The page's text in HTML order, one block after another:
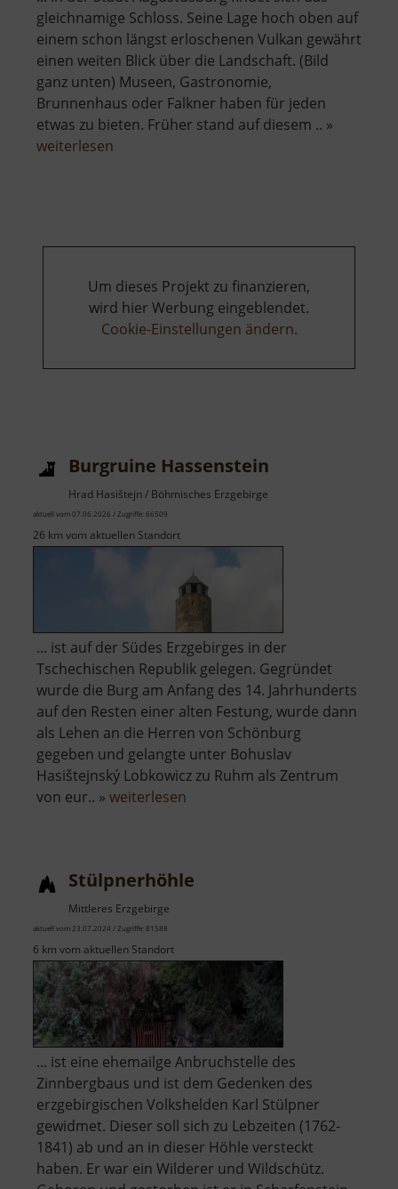
gleichnamige Schloss. Seine Lage hoch oben auf
einem schon längst erloschenen Vulkan gewährt
einen weiten Blick über die Landschaft. (Bild
ganz unten) Museen, Gastronomie,
Brunnenhaus oder Falkner haben für jeden
etwas zu bieten. Früher stand auf diesem .. »
weiterlesen
Um dieses Projekt zu finanzieren,
wird hier Werbung eingeblendet.
Cookie-Einstellungen ändern.
Burgruine Hassenstein
Hrad Hasištejn / Böhmisches Erzgebirge
aktuell vom 07.06.2026 / Zugriffe: 66509
26 km vom aktuellen Standort
... ist auf der Südes Erzgebirges in der
Tschechischen Republik gelegen. Gegründet
wurde die Burg am Anfang des 14. Jahrhunderts
auf den Resten einer alten Festung, wurde dann
als Lehen an die Herren von Schönburg
gegeben und gelangte unter Bohuslav
Hasištejnský Lobkowicz zu Ruhm als Zentrum
von eur.. » weiterlesen
Stülpnerhöhle
Mittleres Erzgebirge
aktuell vom 23.07.2024 / Zugriffe: 81588
6 km vom aktuellen Standort
... ist eine ehemailge Anbruchstelle des
Zinnbergbaus und ist dem Gedenken des
erzgebirgischen Volkshelden Karl Stülpner
gewidmet. Dieser soll sich zu Lebzeiten (1762-
1841) ab und an in dieser Höhle versteckt
haben. Er war ein Wilderer und Wildschütz.